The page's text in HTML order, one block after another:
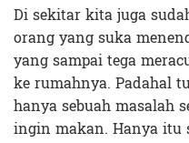
Di sekitar kita juga
orang yang suka
yang sampai tega
ke rumahnya. Padahal
hanya sebuah masalah
ingin makan. Hanya itu